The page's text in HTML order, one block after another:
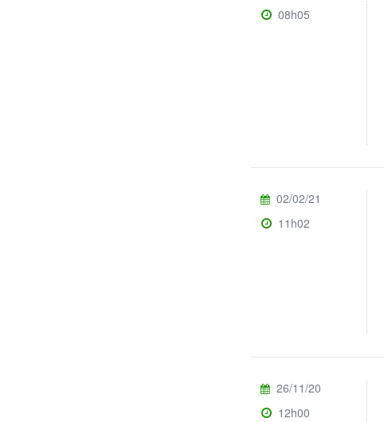
08h05
02/02/21
11h02
26/11/20
12h00